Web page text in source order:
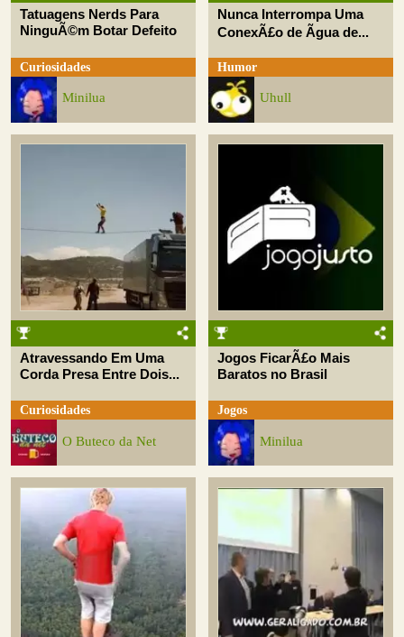
Tatuagens Nerds Para
NinguÃ©m Botar Defeito
Curiosidades
Minilua
Nunca Interrompa Uma
ConexÃ£o de Ãgua de...
Humor
Uhull
Atravessando Em Uma
Corda Presa Entre Dois...
Curiosidades
O Buteco da Net
Jogos FicarÃ£o Mais
Baratos no Brasil
Jogos
Minilua